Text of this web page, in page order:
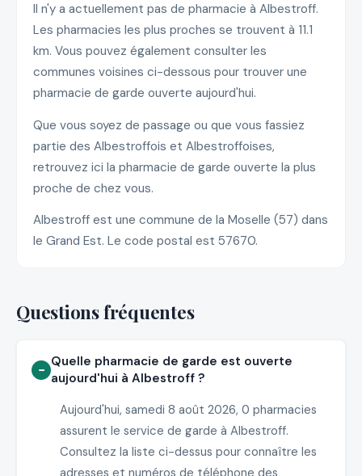
Il n'y a actuellement pas de pharmacie à Albestroff.
Les pharmacies les plus proches se trouvent à 11.1
km. Vous pouvez également consulter les
communes voisines ci-dessous pour trouver une
pharmacie de garde ouverte aujourd'hui.
Que vous soyez de passage ou que vous fassiez
partie des Albestroffois et Albestroffoises,
retrouvez ici la pharmacie de garde ouverte la plus
proche de chez vous.
Albestroff est une commune de la Moselle (57) dans
le Grand Est. Le code postal est 57670.
Questions fréquentes
Quelle pharmacie de garde est ouverte
aujourd'hui à Albestroff ?
Aujourd'hui, samedi 8 août 2026, 0 pharmacies
assurent le service de garde à Albestroff.
Consultez la liste ci-dessus pour connaître les
adresses et numéros de téléphone des